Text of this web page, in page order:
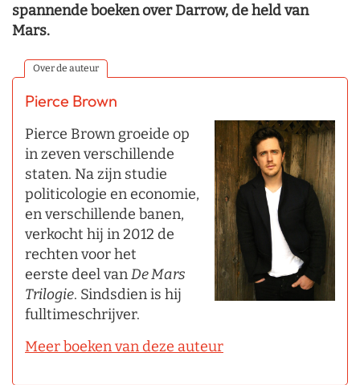
spannende boeken over Darrow, de held van
Mars.
Over de auteur
Pierce Brown
Pierce Brown groeide op
in zeven verschillende
staten. Na zijn studie
politicologie en economie,
en verschillende banen,
verkocht hij in 2012 de
rechten voor het
eerste deel vanDe Mars
Trilogie. Sindsdien is hij
fulltimeschrijver.
Meer boeken van deze auteur